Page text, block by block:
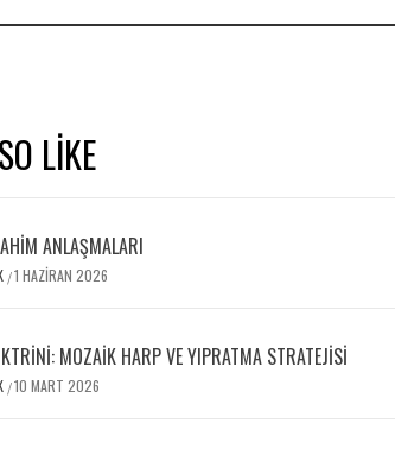
LIKE
ANLAŞMALARI
/1 HAZIRAN 2026
MOZAIK HARP VE YIPRATMA STRATEJISI
/10 MART 2026